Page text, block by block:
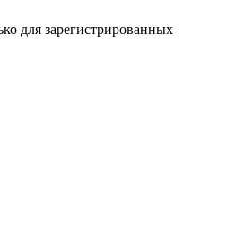
для зарегистрированных